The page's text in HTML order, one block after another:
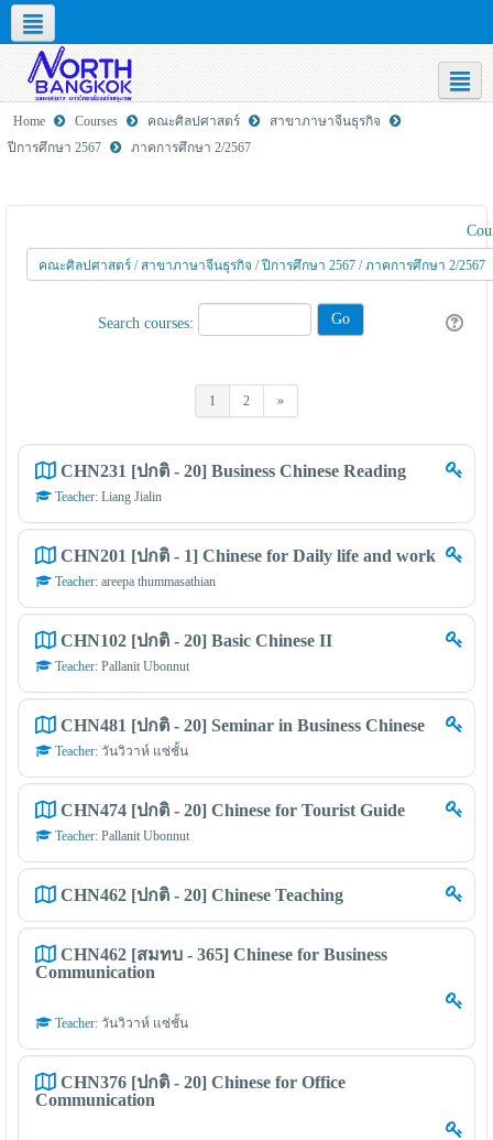
English ‎(en)‎
Home Courses คณะศิลปศาสตร์
สาขาภาษาจีนธุรกิจ
ปีการศึกษา 2567
ภาคการศึกษา 2/2567
Search courses:
1
(current)
2
»
Next
CHN231 [ปกติ - 20] Business Chinese Reading
Teacher: Liang Jialin
CHN201 [ปกติ - 1] Chinese for Daily life and work
Teacher: areepa thummasathian
CHN102 [ปกติ - 20] Basic Chinese II
Teacher: Pallanit Ubonnut
CHN481 [ปกติ - 20] Seminar in Business Chinese
Teacher: วันวิวาห์ แซ่ชั้น
CHN474 [ปกติ - 20] Chinese for Tourist Guide
Teacher: Pallanit Ubonnut
CHN462 [ปกติ - 20] Chinese Teaching
CHN462 [สมทบ - 365] Chinese for Business
Communication
Teacher: วันวิวาห์ แซ่ชั้น
CHN376 [ปกติ - 20] Chinese for Office
Communication